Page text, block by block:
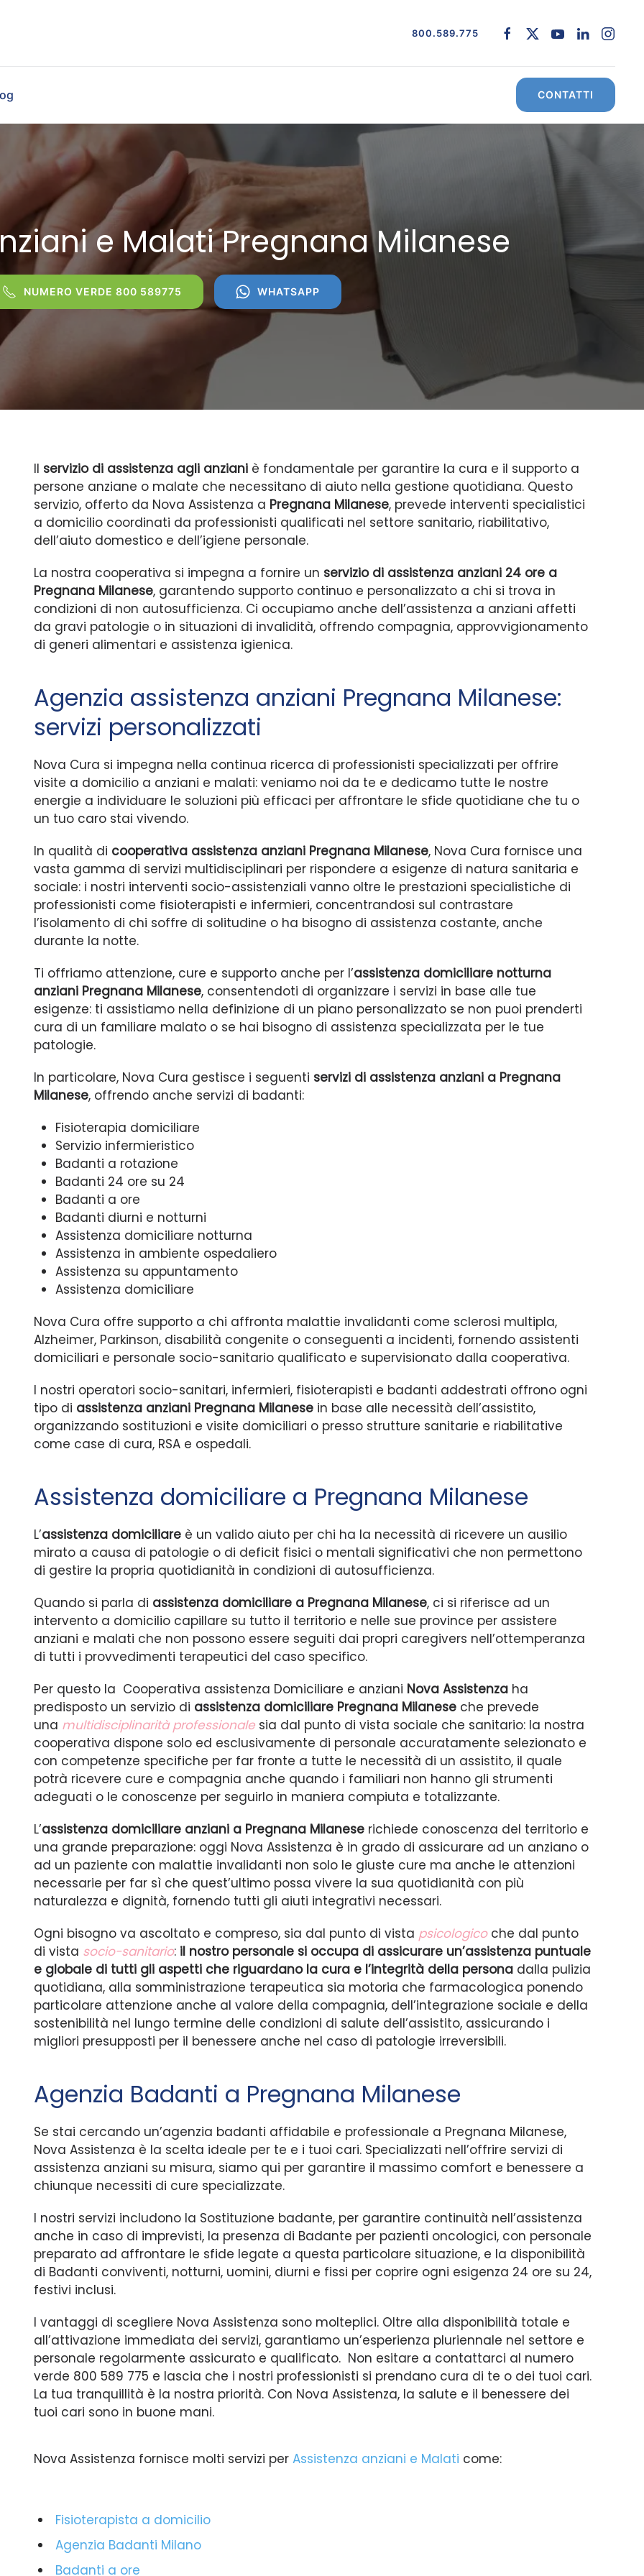
800.589.775
CONTATTI
e Malati Pregnana Milanese
NUMERO VERDE 800 589775 WHATSAPP
Il servizio di assistenza agli anziani è fondamentale per garantire la cura e il supporto a
persone anziane o malate che necessitano di aiuto nella gestione quotidiana. Questo
servizio, offerto da Nova Assistenza a Pregnana Milanese, prevede interventi specialistici
a domicilio coordinati da professionisti qualificati nel settore sanitario, riabilitativo,
dell’aiuto domestico e dell’igiene personale.
La nostra cooperativa si impegna a fornire un servizio di assistenza anziani 24 ore a
Pregnana Milanese, garantendo supporto continuo e personalizzato a chi si trova in
condizioni di non autosufficienza. Ci occupiamo anche dell’assistenza a anziani affetti
da gravi patologie o in situazioni di invalidità, offrendo compagnia, approvvigionamento
di generi alimentari e assistenza igienica.
Agenzia assistenza anziani Pregnana Milanese:
servizi personalizzati
Nova Cura si impegna nella continua ricerca di professionisti specializzati per offrire
visite a domicilio a anziani e malati: veniamo noi da te e dedicamo tutte le nostre
energie a individuare le soluzioni più efficaci per affrontare le sfide quotidiane che tu o
un tuo caro stai vivendo.
In qualità di cooperativa assistenza anziani Pregnana Milanese, Nova Cura fornisce una
vasta gamma di servizi multidisciplinari per rispondere a esigenze di natura sanitaria e
sociale: i nostri interventi socio-assistenziali vanno oltre le prestazioni specialistiche di
professionisti come fisioterapisti e infermieri, concentrandosi sul contrastare
l’isolamento di chi soffre di solitudine o ha bisogno di assistenza costante, anche
durante la notte.
Ti offriamo attenzione, cure e supporto anche per l’assistenza domiciliare notturna
anziani Pregnana Milanese, consentendoti di organizzare i servizi in base alle tue
esigenze: ti assistiamo nella definizione di un piano personalizzato se non puoi prenderti
cura di un familiare malato o se hai bisogno di assistenza specializzata per le tue
patologie.
In particolare, Nova Cura gestisce i seguenti servizi di assistenza anziani a Pregnana
Milanese, offrendo anche servizi di badanti:
Fisioterapia domiciliare
Servizio infermieristico
Badanti a rotazione
Badanti 24 ore su 24
Badanti a ore
Badanti diurni e notturni
Assistenza domiciliare notturna
Assistenza in ambiente ospedaliero
Assistenza su appuntamento
Assistenza domiciliare
Nova Cura offre supporto a chi affronta malattie invalidanti come sclerosi multipla,
Alzheimer, Parkinson, disabilità congenite o conseguenti a incidenti, fornendo assistenti
domiciliari e personale socio-sanitario qualificato e supervisionato dalla cooperativa.
I nostri operatori socio-sanitari, infermieri, fisioterapisti e badanti addestrati offrono ogni
tipo di assistenza anziani Pregnana Milanese in base alle necessità dell’assistito,
organizzando sostituzioni e visite domiciliari o presso strutture sanitarie e riabilitative
come case di cura, RSA e ospedali.
Assistenza domiciliare a Pregnana Milanese
L’assistenza domiciliare è un valido aiuto per chi ha la necessità di ricevere un ausilio
mirato a causa di patologie o di deficit fisici o mentali significativi che non permettono
di gestire la propria quotidianità in condizioni di autosufficienza.
Quando si parla di assistenza domiciliare a Pregnana Milanese, ci si riferisce ad un
intervento a domicilio capillare su tutto il territorio e nelle sue province per assistere
anziani e malati che non possono essere seguiti dai propri caregivers nell’ottemperanza
di tutti i provvedimenti terapeutici del caso specifico.
Per questo la Cooperativa assistenza Domiciliare e anziani Nova Assistenza ha
predisposto un servizio di assistenza domiciliare Pregnana Milanese che prevede
una multidisciplinarità professionale sia dal punto di vista sociale che sanitario: la nostra
cooperativa dispone solo ed esclusivamente di personale accuratamente selezionato e
con competenze specifiche per far fronte a tutte le necessità di un assistito, il quale
potrà ricevere cure e compagnia anche quando i familiari non hanno gli strumenti
adeguati o le conoscenze per seguirlo in maniera compiuta e totalizzante.
L’assistenza domiciliare anziani a Pregnana Milanese richiede conoscenza del territorio e
una grande preparazione: oggi Nova Assistenza è in grado di assicurare ad un anziano o
ad un paziente con malattie invalidanti non solo le giuste cure ma anche le attenzioni
necessarie per far sì che quest’ultimo possa vivere la sua quotidianità con più
naturalezza e dignità, fornendo tutti gli aiuti integrativi necessari.
Ogni bisogno va ascoltato e compreso, sia dal punto di vista psicologicoche dal punto
di vista socio-sanitario: il nostro personale si occupa di assicurare un’assistenza puntuale
e globale di tutti gli aspetti che riguardano la cura e l’integrità della persona dalla pulizia
quotidiana, alla somministrazione terapeutica sia motoria che farmacologica ponendo
particolare attenzione anche al valore della compagnia, dell’integrazione sociale e della
sostenibilità nel lungo termine delle condizioni di salute dell’assistito, assicurando i
migliori presupposti per il benessere anche nel caso di patologie irreversibili.
Agenzia Badanti a Pregnana Milanese
Se stai cercando un’agenzia badanti affidabile e professionale a Pregnana Milanese,
Nova Assistenza è la scelta ideale per te e i tuoi cari. Specializzati nell’offrire servizi di
assistenza anziani su misura, siamo qui per garantire il massimo comfort e benessere a
chiunque necessiti di cure specializzate.
I nostri servizi includono la Sostituzione badante, per garantire continuità nell’assistenza
anche in caso di imprevisti, la presenza di Badante per pazienti oncologici, con personale
preparato ad affrontare le sfide legate a questa particolare situazione, e la disponibilità
di Badanti conviventi, notturni, uomini, diurni e fissi per coprire ogni esigenza 24 ore su 24,
festivi inclusi.
I vantaggi di scegliere Nova Assistenza sono molteplici. Oltre alla disponibilità totale e
all’attivazione immediata dei servizi, garantiamo un’esperienza pluriennale nel settore e
personale regolarmente assicurato e qualificato. Non esitare a contattarci al numero
verde 800 589 775 e lascia che i nostri professionisti si prendano cura di te o dei tuoi cari.
La tua tranquillità è la nostra priorità. Con Nova Assistenza, la salute e il benessere dei
tuoi cari sono in buone mani.
Nova Assistenza fornisce molti servizi perAssistenza anziani e Malati come:
Fisioterapista a domicilio
Agenzia Badanti Milano
Badanti a ore